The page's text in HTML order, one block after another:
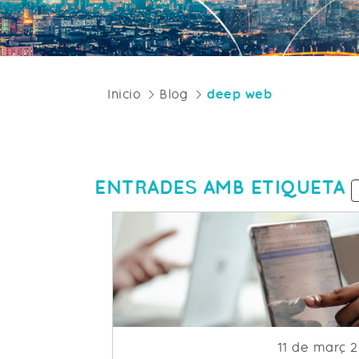
Inicio Blog deep web
ENTRADES AMB ETIQUETA
Fecha de
11 de març